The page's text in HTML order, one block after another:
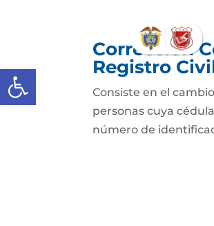
Abrir barra de herramientas
Corrección
Registro
Consiste en el
personas cuya
número de